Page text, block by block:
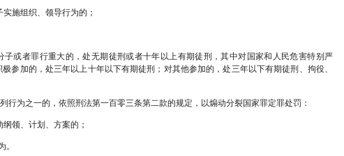
台独”分裂组织，策划、制定“台独”分裂行动纲领、计划、
动的；
改、解释、废止台湾地区有关规定或者“公民投票”等方式
湾加入仅限主权国家参加的国际组织或者对外进行官方
“台湾独立”的；
育、文化、历史、新闻传媒等领域大肆歪曲、篡改台湾